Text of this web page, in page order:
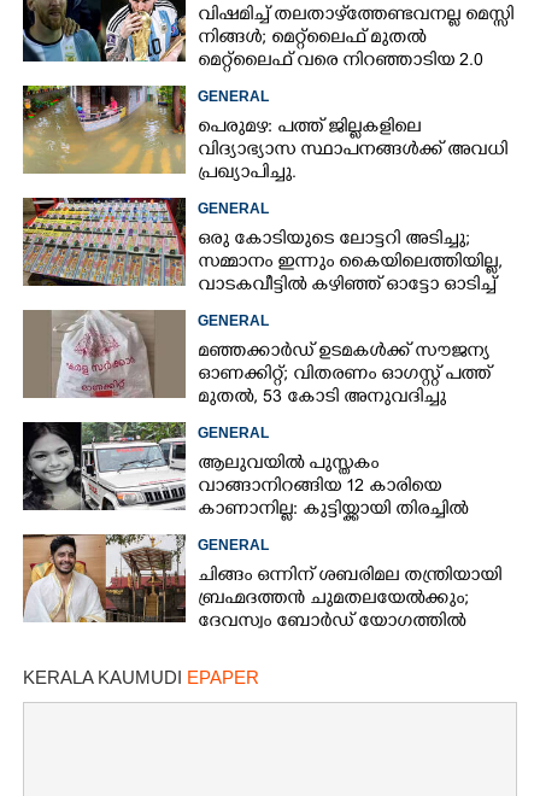
വിഷമിച്ച് തലതാഴ്‌ത്തേണ്ടവനല്ല മെസ്സി
നിങ്ങള്‍; മെറ്റ്‌ലൈഫ് മുതല്‍
മെറ്റ്‌ലൈഫ് വരെ നിറഞ്ഞാടിയ 2.0
GENERAL
പെരുമഴ: പത്ത് ജില്ലകളിലെ
വിദ്യാഭ്യാസ സ്ഥാപനങ്ങൾക്ക് അവധി
പ്രഖ്യാപിച്ചു.
GENERAL
ഒരു കോടിയുടെ ലോട്ടറി അടിച്ചു;
സമ്മാനം ഇന്നും കൈയിലെത്തിയില്ല,
വാടകവീട്ടിൽ കഴിഞ്ഞ് ഓട്ടോ ഓടിച്ച്
73കാരൻ
GENERAL
മഞ്ഞക്കാർഡ് ഉടമകൾക്ക് സൗജന്യ
ഓണക്കിറ്റ്; വിതരണം ഓഗസ്റ്റ് പത്ത്
മുതൽ, 53 കോടി അനുവദിച്ചു
GENERAL
ആലുവയിൽ പുസ്തകം
വാങ്ങാനിറങ്ങിയ 12 കാരിയെ
കാണാനില്ല: കുട്ടിയ്ക്കായി തിരച്ചിൽ
GENERAL
ചിങ്ങം ഒന്നിന് ശബരിമല തന്ത്രിയായി
ബ്രഹ്മദത്തൻ ചുമതലയേൽക്കും;
ദേവസ്വം ബോർഡ് യോഗത്തിൽ
KERALA KAUMUDI EPAPER